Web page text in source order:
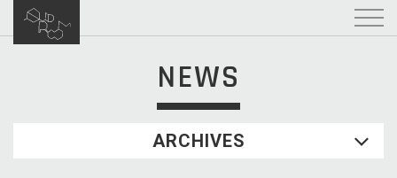
NEWS
ARCHIVES